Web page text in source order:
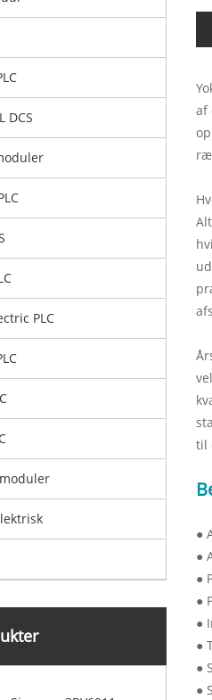
DCS
PLC
af
til
●
●
●
●
●
●
●
●